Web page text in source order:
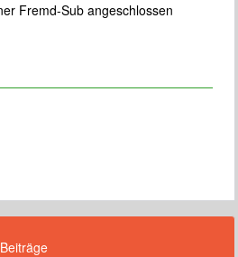
Fremd-Sub angeschlossen